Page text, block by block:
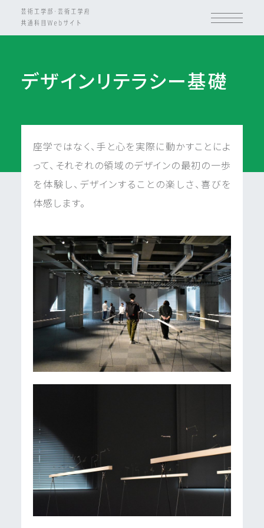
デザインリテラシー基礎
座学ではなく、手と心を実際に動かすことによ
って、それぞれの領域のデザインの最初の一歩
を体験し、デザインすることの楽しさ、喜びを
体感します。